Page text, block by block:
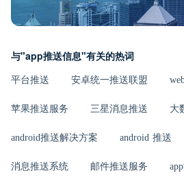
与"app推送信息"有关的热词
平台推送 安卓统一推送联盟
苹果推送服务 三星消息推送 大
android推送解决方案 android 推送
消息推送系统 邮件推送服务